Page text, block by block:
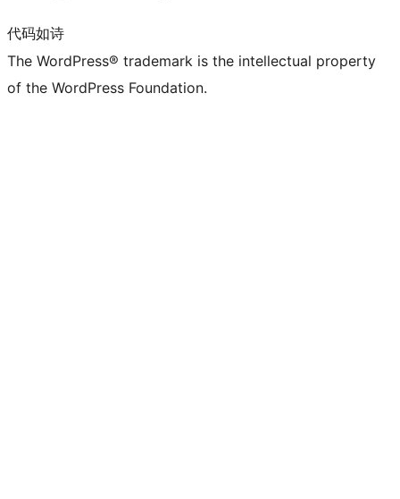
代码如诗
The WordPress® trademark is the intellectual property
of the WordPress Foundation.